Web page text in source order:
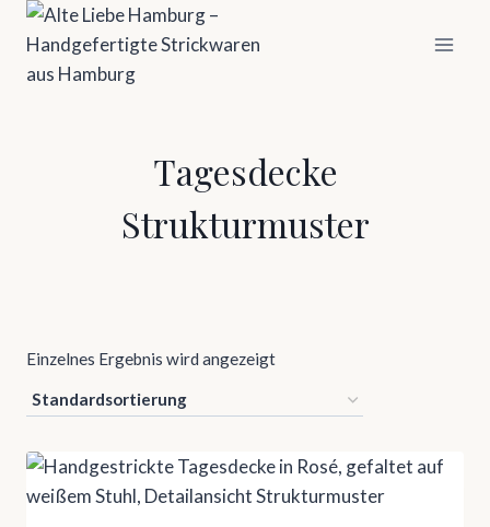
Zum
Inhalt
springen
Tagesdecke
Strukturmuster
Einzelnes Ergebnis wird angezeigt